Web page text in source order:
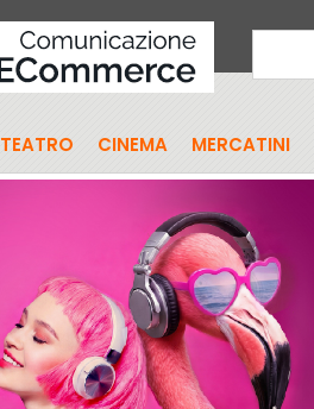
TEATRO CINEMA MERCATINI